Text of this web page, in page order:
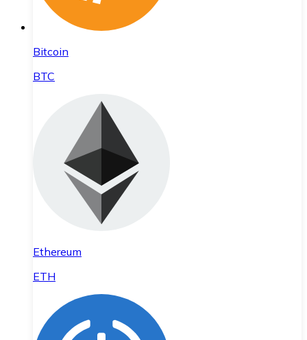
Bitcoin
BTC
Ethereum
ETH